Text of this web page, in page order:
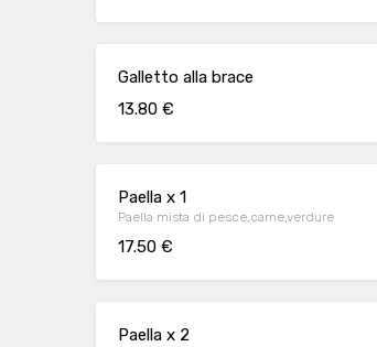
Galletto alla brace
13.80 €
Paella x 1
Paella mista di pesce,carne,verdure
17.50 €
Paella x 2